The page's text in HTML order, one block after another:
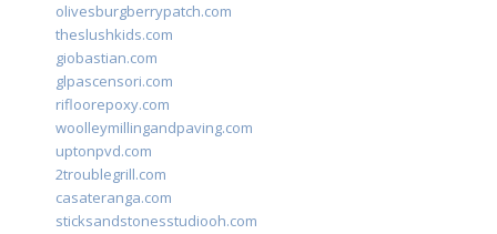
olivesburgberrypatch.com
theslushkids.com
giobastian.com
glpascensori.com
rifloorepoxy.com
woolleymillingandpaving.com
uptonpvd.com
2troublegrill.com
casateranga.com
sticksandstonesstudiooh.com